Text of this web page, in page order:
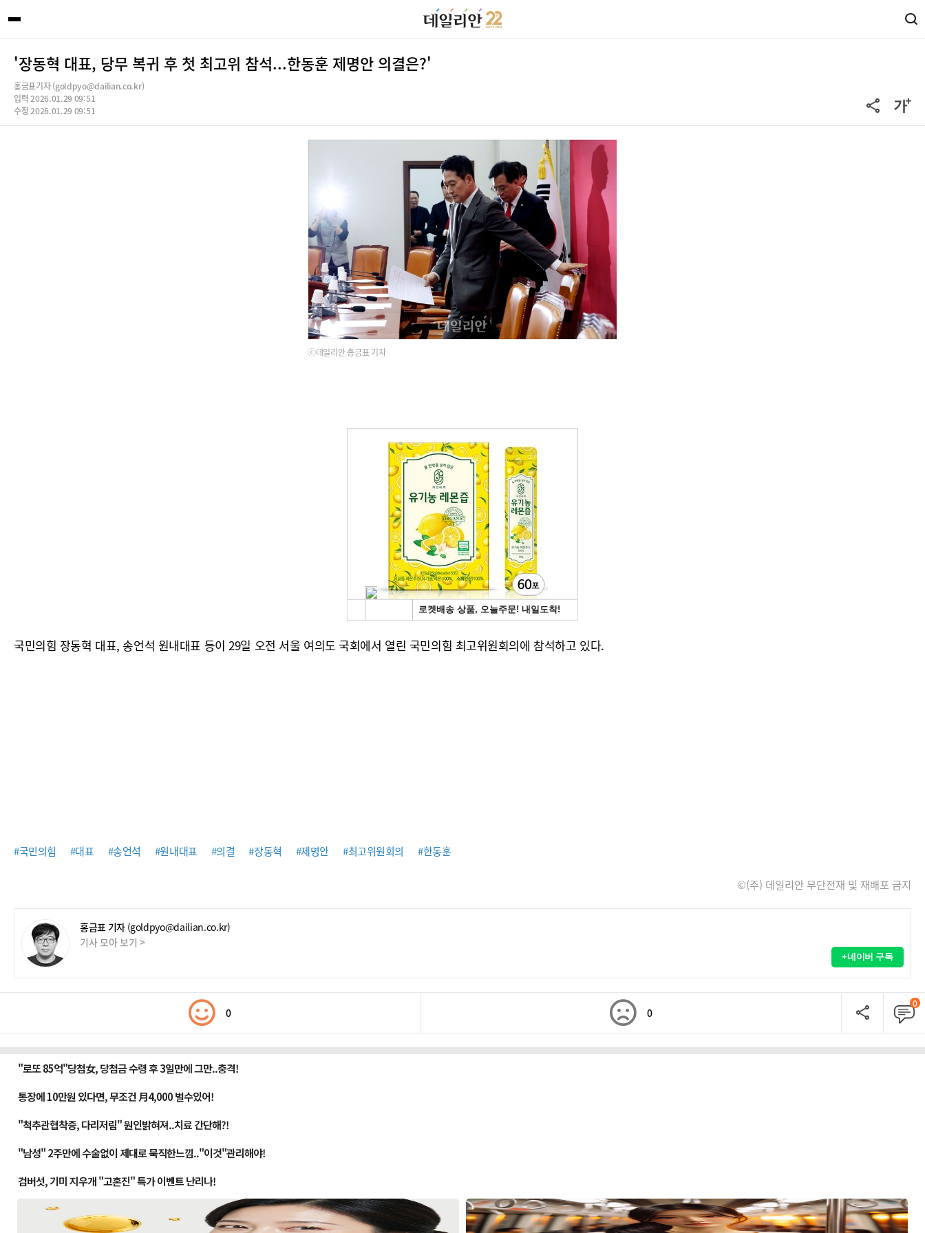
'장동혁 대표, 당무 복귀 후 첫 최고위 참석...한동훈 제명안 의결은?'
홍금표기자 (goldpyo@dailian.co.kr)
입력 2026.01.29 09:51
수정 2026.01.29 09:51
ⓒ데일리안 홍금표 기자
국민의힘 장동혁 대표, 송언석 원내대표 등이 29일 오전 서울 여의도 국회에서 열린 국민의힘 최고위원회의에 참석하고 있다.
#국민의힘 #대표 #송언석 #원내대표 #의결 #장동혁 #제명안 #최고위원회의 #한동훈
©(주) 데일리안 무단전재 및 재배포 금지
홍금표 기자 (goldpyo@dailian.co.kr)
기사 모아 보기 >
+네이버 구독
0 0
0